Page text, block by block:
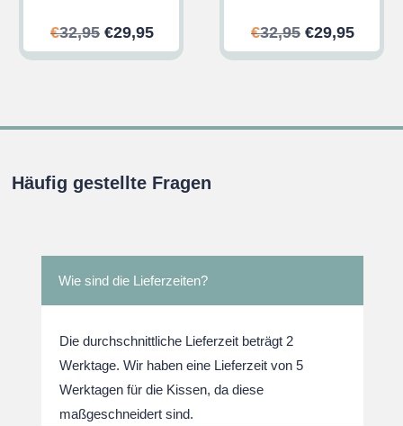
€32,95 Ursprünglicher
Preis
€29,95Aktueller
Preis
€32,95
Preis
€29,95
Preis
Häufig gestellte Fragen
Wie sind die Lieferzeiten?
Die durchschnittliche Lieferzeit beträgt 2
Werktage. Wir haben eine Lieferzeit von 5
Werktagen für die Kissen, da diese
maßgeschneidert sind.